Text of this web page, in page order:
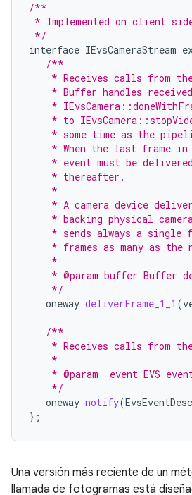
/**
* Implemented on client
*/
interface IEvsCameraStream
/**
* Receives calls from
* Buffer handles
*
* to
* some time as the
* When the last frame
* event must be
    * thereafter.
    *
* A camera device
* backing physical
* sends always a single
* frames as many as the
    *
* @param buffer Buffer
    */
oneway deliverFrame_1_1 (
/**
* Receives calls from
    *
* @param  event EVS
    */
oneway notify(EvsEventDesc
};
Una versión más reciente de un
llamada de fotogramas está